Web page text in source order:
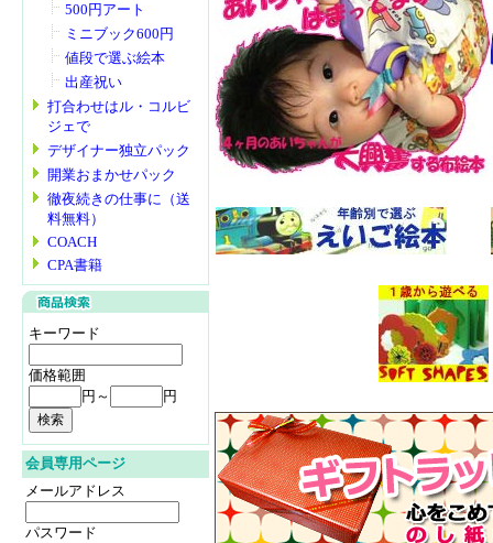
500円アート
ミニブック600円
値段で選ぶ絵本
出産祝い
打合わせはル・コルビ
ジェで
デザイナー独立パック
開業おまかせパック
徹夜続きの仕事に（送
料無料）
COACH
CPA書籍
キーワード
価格範囲
円～
円
会員専用ページ
メールアドレス
パスワード